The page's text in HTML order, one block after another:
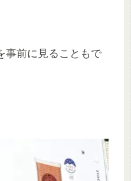
事前に見ることもで